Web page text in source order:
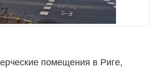
помещения в Риге,